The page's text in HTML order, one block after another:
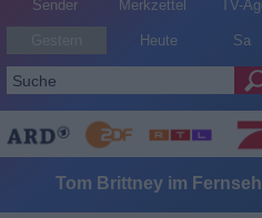
Sender
Merkzettel TV-
Heute Sa
Tom Brittney im